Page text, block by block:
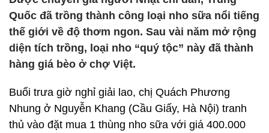
Quốc đã trồng thành công loại nho sữa nổi tiếng
thế giới về độ thơm ngon. Sau vài năm mở rộng
diện tích trồng, loại nho “quý tộc” này đã thành
hàng giá bèo ở chợ Việt.
Buổi trưa giờ nghỉ giải lao, chị Quách Phương
Nhung ở Nguyễn Khang (Cầu Giấy, Hà Nội) tranh
thủ vào đặt mua 1 thùng nho sữa với giá 400.000